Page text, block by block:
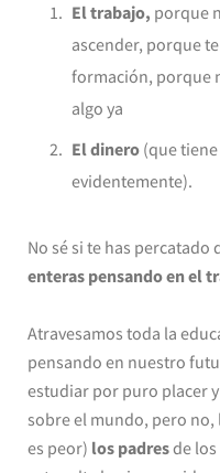
El trabajo, porque
ascender, porque
formación, porque
algo ya
El dinero (que
evidentemente).
No sé si te has percatado
enteras pensando en el
Atravesamos toda la
pensando en nuestro
estudiar por puro placer
sobre el mundo, pero
es peor) los padresde